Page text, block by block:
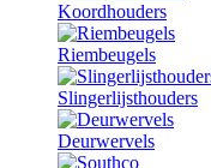
Koordhouders
Riembeugels
Slingerlijsthouders
Deurwervels